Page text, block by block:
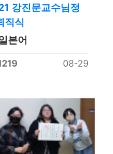
강진문교수님정
직식
본어
08-29